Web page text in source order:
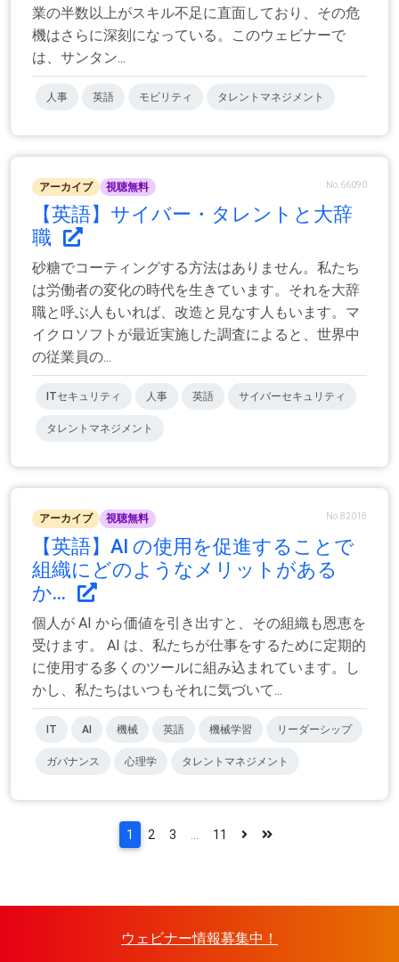
業の半数以上がスキル不足に直面しており、その危
機はさらに深刻になっている。このウェビナーで
は、サンタン...
人事 英語 モビリティ タレントマネジメント
アーカイブ 視聴無料 No.66090
【英語】サイバー・タレントと大辞
職
砂糖でコーティングする方法はありません。私たち
は労働者の変化の時代を生きています。それを大辞
職と呼ぶ人もいれば、改造と見なす人もいます。マ
イクロソフトが最近実施した調査によると、世界中
の従業員の...
ITセキュリティ 人事 英語 サイバーセキュリティ
タレントマネジメント
アーカイブ 視聴無料 No.82018
【英語】AI の使用を促進することで
組織にどのようなメリットがある
か...
個人が AI から価値を引き出すと、その組織も恩恵を
受けます。 AI は、私たちが仕事をするために定期的
に使用する多くのツールに組み込まれています。し
かし、私たちはいつもそれに気づいて...
IT AI 機械 英語 機械学習 リーダーシップ
ガバナンス 心理学 タレントマネジメント
1 2 3 11
ウェビナー情報募集中！